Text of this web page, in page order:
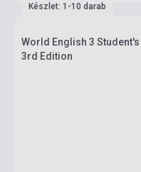
Készlet: 1-10 darab
World English 3
3rd Edition